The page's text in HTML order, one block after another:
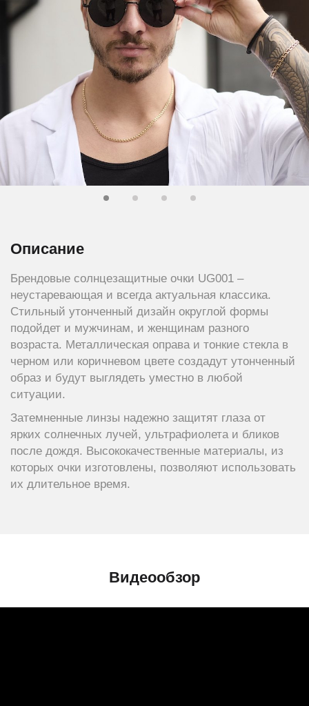
Описание
Брендовые солнцезащитные очки UG001 –
неустаревающая и всегда актуальная классика.
Стильный утонченный дизайн округлой формы
подойдет и мужчинам, и женщинам разного
возраста. Металлическая оправа и тонкие стекла в
черном или коричневом цвете создадут утонченный
образ и будут выглядеть уместно в любой
ситуации.
Затемненные линзы надежно защитят глаза от
ярких солнечных лучей, ультрафиолета и бликов
после дождя. Высококачественные материалы, из
которых очки изготовлены, позволяют использовать
их длительное время.
Видеообзор